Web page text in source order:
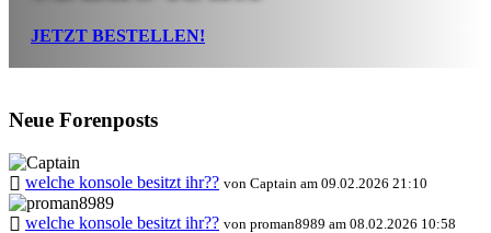
JETZT BESTELLEN!
Neue Forenposts
welche konsole besitzt ihr?? von Captain am 09.02.2026 21:10
welche konsole besitzt ihr?? von proman8989 am 08.02.2026 10:58